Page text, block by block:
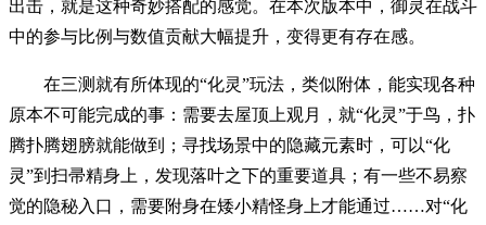
出击，就是这种奇妙搭配的感觉。在本次版本中，御灵在战斗
中的参与比例与数值贡献大幅提升，变得更有存在感。
在三测就有所体现的“化灵”玩法，类似附体，能实现各种
原本不可能完成的事：需要去屋顶上观月，就“化灵”于鸟，扑
腾扑腾翅膀就能做到；寻找场景中的隐藏元素时，可以“化
灵”到扫帚精身上，发现落叶之下的重要道具；有一些不易察
觉的隐秘入口，需要附身在矮小精怪身上才能通过……对“化